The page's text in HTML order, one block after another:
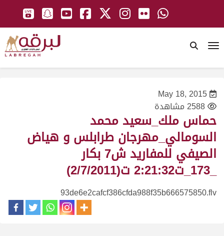
May 18, 2015
2588 مشاهدة
حماس ملك_سعيد محمد
السومالي_مهرجان طرابلس و هياض
الصيفي للمفاريد ش7 بكار
_173_ت2:21:32 ت(2/7/2011)
93de6e2cafcf386cfda988f35b666575850.flv